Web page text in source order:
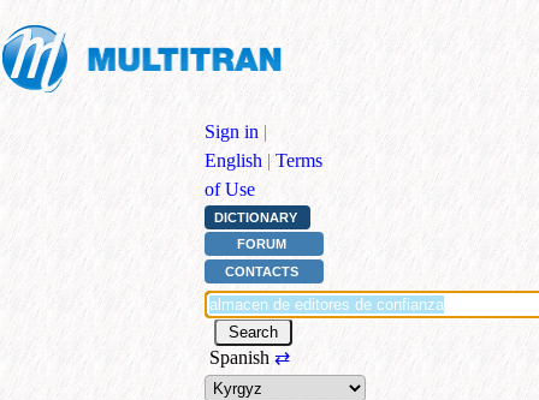
Sign in |
English | Terms
of Use
DICTIONARY
FORUM
CONTACTS
Spanish ⇄